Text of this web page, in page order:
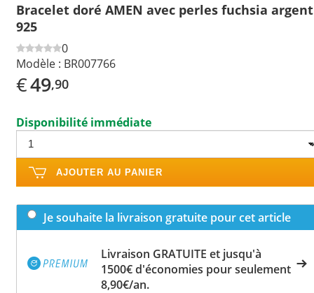
Bracelet doré AMEN avec perles fuchsia argent
925
0
Modèle : BR007766
€49,90
Disponibilité immédiate
AJOUTER AU PANIER
Je souhaite la livraison gratuite pour cet article
Livraison GRATUITE et jusqu'à
1500€ d'économies pour seulement
8,90€/an.